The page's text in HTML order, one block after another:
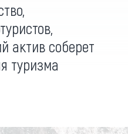
актив соберет
туризма